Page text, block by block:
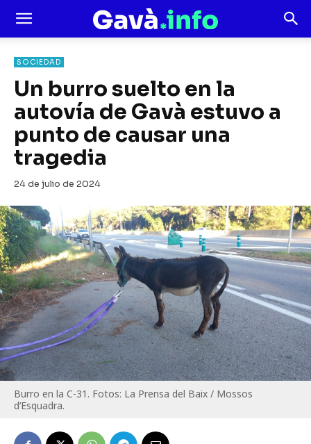
SOCIEDAD
Un burro suelto en la
autovía de Gavà estuvo a
punto de causar una
tragedia
24 de julio de 2024
Burro en la C-31. Fotos: La Prensa del Baix / Mossos
d’Esquadra.